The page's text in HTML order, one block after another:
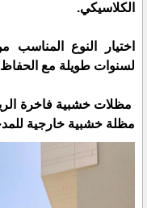
الكلاسيكي.
اختيار النوع
لسنوات طويلة مع
مظلات خشبية فاخرة
مظلة خشبية خارجية